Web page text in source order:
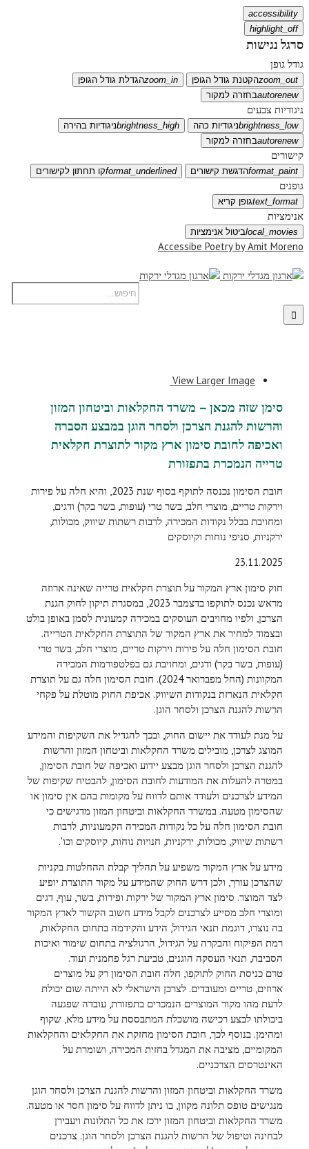
accessibility
highlight_off
סרגל נגישות
גודל גופן
zoom_outהקטנת גודל הגופן zoom_inהגדלת גודל הגופן
autorenewבחזרה למקור
ניגודיות צבעים
brightness_lowניגודיות כהה brightness_highניגודיות בהירה
autorenewבחזרה למקור
קישורים
format_paintהדגשת קישורים format_underlinedקו תחתון לקישורים
גופנים
text_formatגופן קריא
אנימציות
local_moviesביטול אנימציות
Accessibe Poetry by Amit Moreno
View Larger Image
סימן שזה מכאן – משרד החקלאות וביטחון המזון
והרשות להגנת הצרכן ולסחר הוגן במבצע הסברה
ואכיפה לחובת סימון ארץ מקור לתוצרת חקלאית
טרייה הנמכרת בתפזורת
חובת הסימון נכנסה לתוקף בסוף שנת 2023, והיא חלה על פירות
וירקות טריים, מוצרי חלב, בשר טרי (עופות, בשר בקר) ודגים,
ומחויבת בכלל נקודות המכירה, לרבות רשתות שיווק, מכולות,
ירקניות, סניפי נוחות וקיוסקים
23.11.2025
חוק סימון ארץ המקור על תוצרת חקלאית טרייה שאינה ארוזה
מראש נכנס לתוקפו בדצמבר 2023, במסגרת תיקון לחוק הגנת
הצרכן, ולפיו מחויבים העוסקים במכירה קמעונית לסמן באופן בולט
ובצמוד למחיר את ארץ המקור של התוצרת החקלאית הטרייה.
חובת הסימון חלה על פירות וירקות טריים, מוצרי חלב, בשר טרי
(עופות, בשר בקר) ודגים, ומחויבת גם בפלטפורמות המכירה
המקוונות (החל מפברואר 2024). חובת הסימון חלה גם על תוצרת
חקלאית הנארזת בנקודות השיווק. אכיפת החוק מוטלת על פקחי
הרשות להגנת הצרכן ולסחר הוגן.
על מנת לעודד את יישום החוק, ובכך להגדיל את השקיפות והמידע
המוצג לצרכן, מובילים משרד החקלאות וביטחון המזון והרשות
להגנת הצרכן ולסחר הוגן מבצע יידוע ואכיפה של חובת הסימון,
במטרה להעלות את המודעות לחובת הסימון, להבטיח שקיפות של
המידע לצרכנים ולעודד אותם לדווח על מקומות בהם אין סימון או
שהסימון מטעה. במשרד החקלאות וביטחון המזון מדגישים כי
חובת הסימון חלה על כל נקודות המכירה הקמעוניות, לרבות
רשתות שיווק, מכולות, ירקניות, חנויות נוחות, קיוסקים וכו'.
מידע על ארץ המקור משפיע על תהליך קבלת ההחלטות בקניות
שהצרכן עורך, ולכן דרש החוק שהמידע על מקור התוצרת יופיע
לצד המוצר. סימון ארץ המקור של ירקות ופירות, בשר, עוף, דגים
ומוצרי חלב מסייע לצרכנים לקבל מידע חשוב הקשור לארץ המקור
בה נוצרו, דוגמת תנאי הגידול, הידע והקידמה בתחום החקלאות,
רמת הפיקוח והבקרה על הגידול, הרגולציה בתחום שימור ואיכות
הסביבה, תנאי העסקה הוגנים, טביעת רגל פחמנית ועוד.
טרם כניסת החוק לתוקפו, חלה חובת הסימון רק על מוצרים
ארוזים, טריים ומעובדים. לצרכן הישראלי לא הייתה שום יכולת
לדעת מהו מקור המוצרים הנמכרים בתפזורת, עובדה שפגעה
ביכולתו לבצע רכישה מושכלת המתבססת על מידע מלא, שקוף
ומהימן. בנוסף לכך, חובת הסימון מחזקת את החקלאים והחקלאות
המקומיים, מציבה את המגדל בחזית המכירה, ושומרת על
האינטרסים הצרכניים.
משרד החקלאות וביטחון המזון והרשות להגנת הצרכן ולסחר הוגן
מנגישים טופס תלונה מקוון, בו ניתן לדווח על סימון חסר או מטעה.
משרד החקלאות וביטחון המזון ירכז את כל התלונות ויעבירן
לבחינה וטיפול של הרשות להגנת הצרכן ולסחר הוגן. צרכנים